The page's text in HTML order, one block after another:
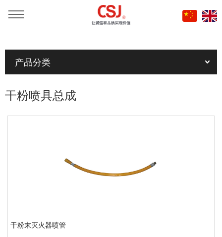
首页
» 产品 » 消防管及灭火器喷具 » 干粉喷具总成
产品分类
干粉喷具总成
干粉末灭火器喷管